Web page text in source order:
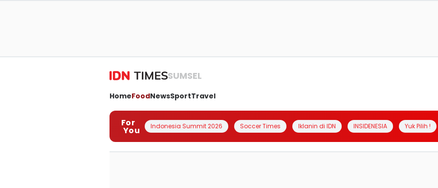
SUMSEL
HomeFoodNewsSportTravel
For
You Indonesia Summit 2026 Soccer Times Iklanin di IDN INSIDENESIA Yuk Pilih !